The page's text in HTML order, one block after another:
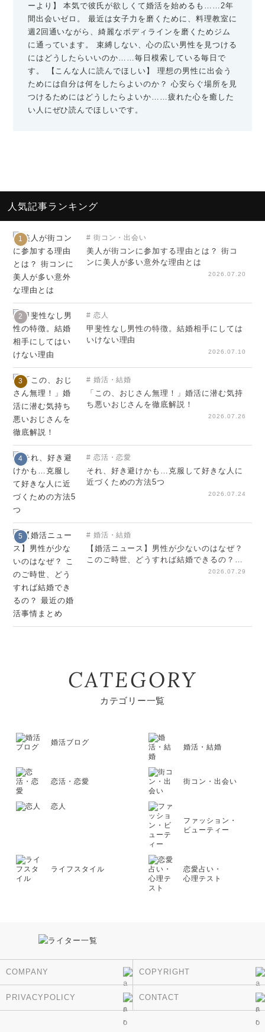
ーより】 本気で彼氏が欲しくて婚活を始めるも……2年
間出会いゼロ。 最近は女子力を磨くために、料理教室に
週2回通いながら、綺麗なボディラインを磨くためジム
に通っています。 束縛しない、心の広い男性を見つける
にはどうしたらいいのか……毎日模索している毎日で
す。 【こんな人に読んでほしい】 理想の男性に出会う
ためには自分は何をしたらよいのか？ 心安らぐ場所を見
つけるためにはどうしたらよいか……疲れた心を癒した
い人にぜひ読んでほしいです。
人気記事ランキング
1 街コン・出会い
美人が街コンに参加する理由とは？ 街コ
ンに美人が多い意外な理由とは
2026.07.20
2 恋人
甲斐性なし男性の特徴。結婚相手にしては
いけない理由
2026.07.10
3 婚活・結婚
「この、おじさん無理！」婚活に潜む気持
ち悪いおじさんを徹底解説！
2026.07.26
4 恋活・恋愛
それ、好き避けかも…克服して好きな人に
近づくための方法5つ
2026.07.24
5 婚活・結婚
【婚活ニュース】男性が少ないのはなぜ？
このご時世、どうすれば結婚できるの？
2026.07.29
CATEGORY
カテゴリー一覧
婚活ブログ
婚活・結婚
恋活・恋愛 街コン・出会い
恋人
ファッション・
ビューティー
ライフスタイル
恋愛占い・
心理テスト
COMPANY COPYRIGHT
PRIVACYPOLICY CONTACT